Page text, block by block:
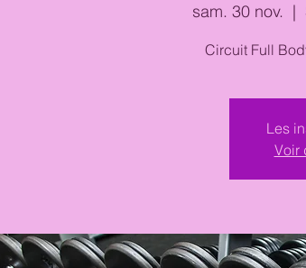
sam. 30 nov.
  |
Circuit Full
Les
Voir